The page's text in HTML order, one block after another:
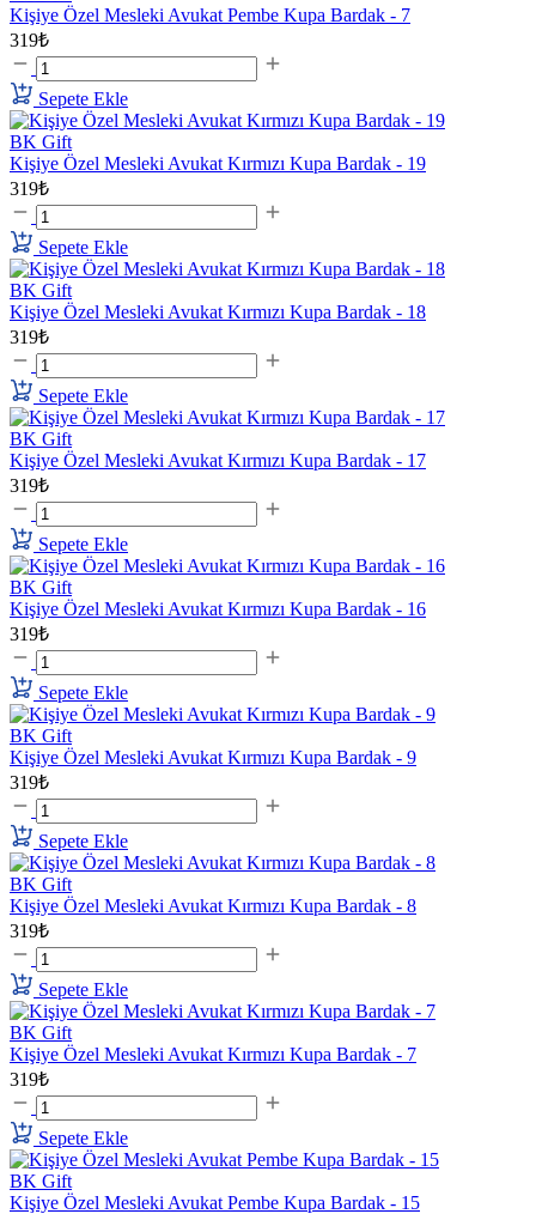
Kişiye Özel Mesleki Avukat Pembe Kupa Bardak - 7
319₺
Sepete Ekle
BK Gift
Kişiye Özel Mesleki Avukat Kırmızı Kupa Bardak - 19
319₺
Sepete Ekle
BK Gift
Kişiye Özel Mesleki Avukat Kırmızı Kupa Bardak - 18
319₺
Sepete Ekle
BK Gift
Kişiye Özel Mesleki Avukat Kırmızı Kupa Bardak - 17
319₺
Sepete Ekle
BK Gift
Kişiye Özel Mesleki Avukat Kırmızı Kupa Bardak - 16
319₺
Sepete Ekle
BK Gift
Kişiye Özel Mesleki Avukat Kırmızı Kupa Bardak - 9
319₺
Sepete Ekle
BK Gift
Kişiye Özel Mesleki Avukat Kırmızı Kupa Bardak - 8
319₺
Sepete Ekle
BK Gift
Kişiye Özel Mesleki Avukat Kırmızı Kupa Bardak - 7
319₺
Sepete Ekle
BK Gift
Kişiye Özel Mesleki Avukat Pembe Kupa Bardak - 15